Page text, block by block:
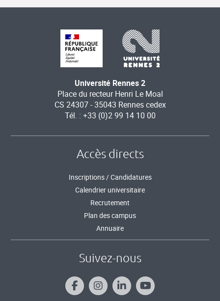
Université Rennes 2
Place du recteur Henri Le Moal
CS 24307 - 35043 Rennes cedex
Tél. : +33 (0)2 99 14 10 00
Accès directs
Inscriptions / Candidatures
Calendrier universitaire
Recrutement
Plan des campus
Annuaire
Suivez-nous